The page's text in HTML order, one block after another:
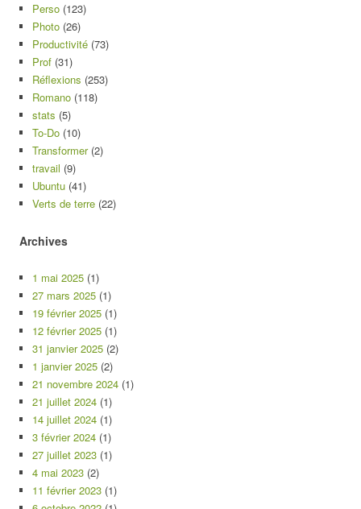
Perso (123)
Photo (26)
Productivité (73)
Prof (31)
Réflexions (253)
Romano (118)
stats (5)
To-Do (10)
Transformer(2)
travail (9)
Ubuntu (41)
Verts de terre (22)
Archives
1 mai 2025 (1)
27 mars 2025 (1)
19 février 2025 (1)
12 février 2025 (1)
31 janvier 2025 (2)
1 janvier 2025 (2)
21 novembre 2024 (1)
21 juillet 2024 (1)
14 juillet 2024 (1)
3 février 2024 (1)
27 juillet 2023 (1)
4 mai 2023 (2)
11 février 2023 (1)